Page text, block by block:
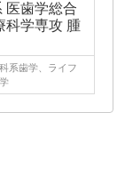
医歯学総合
科学専攻 腫
系歯学、ライフ